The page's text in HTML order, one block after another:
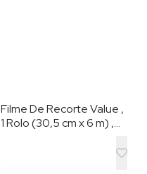
Filme De Recorte Value ,
1 Rolo (30,5 cm x 6 m) ,